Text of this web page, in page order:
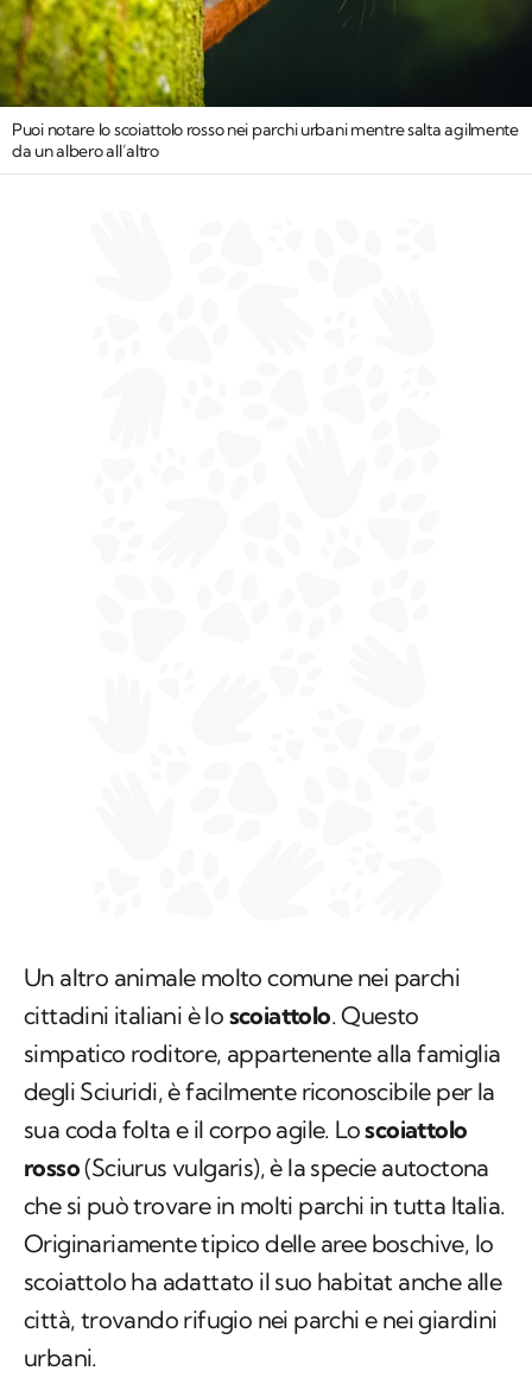
Puoi notare lo scoiattolo rosso nei parchi urbani mentre salta agilmente
da un albero all’altro
Un altro animale molto comune nei parchi
cittadini italiani è lo scoiattolo. Questo
simpatico roditore, appartenente alla famiglia
degli Sciuridi, è facilmente riconoscibile per la
sua coda folta e il corpo agile. Loscoiattolo
rosso(Sciurus vulgaris), è la specie autoctona
che si può trovare in molti parchi in tutta Italia.
Originariamente tipico delle aree boschive, lo
scoiattolo ha adattato il suo habitat anche alle
città, trovando rifugio nei parchi e nei giardini
urbani.